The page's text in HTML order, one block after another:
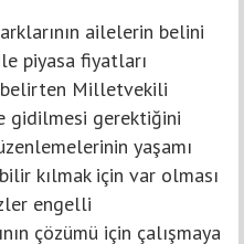
ailelerin belini
piyasa fiyatları
belirten Milletvekili
gidilmesi gerektiğini
yaşamı
kılmak için var olması
engelli
çözümü için çalışmaya